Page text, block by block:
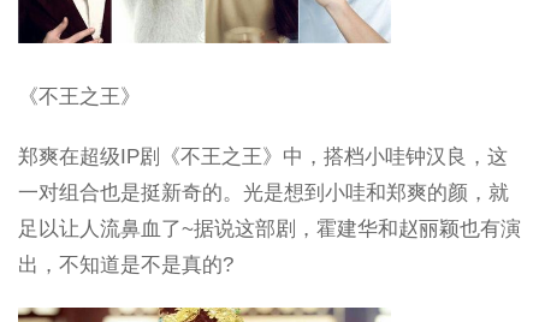
《不王之王》
郑爽在超级IP剧《不王之王》中，搭档小哇钟汉良，这
一对组合也是挺新奇的。光是想到小哇和郑爽的颜，就
足以让人流鼻血了~据说这部剧，霍建华和赵丽颖也有演
出，不知道是不是真的?